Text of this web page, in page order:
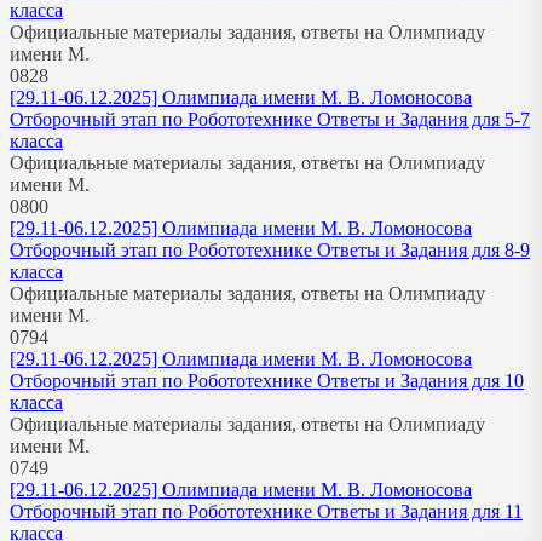
класса
Официальные материалы задания, ответы на Олимпиаду
имени М.
0828
[29.11-06.12.2025] Олимпиада имени М. В. Ломоносова
Отборочный этап по Робототехнике Ответы и Задания для 5-7
класса
Официальные материалы задания, ответы на Олимпиаду
имени М.
0800
[29.11-06.12.2025] Олимпиада имени М. В. Ломоносова
Отборочный этап по Робототехнике Ответы и Задания для 8-9
класса
Официальные материалы задания, ответы на Олимпиаду
имени М.
0794
[29.11-06.12.2025] Олимпиада имени М. В. Ломоносова
Отборочный этап по Робототехнике Ответы и Задания для 10
класса
Официальные материалы задания, ответы на Олимпиаду
имени М.
0749
[29.11-06.12.2025] Олимпиада имени М. В. Ломоносова
Отборочный этап по Робототехнике Ответы и Задания для 11
класса